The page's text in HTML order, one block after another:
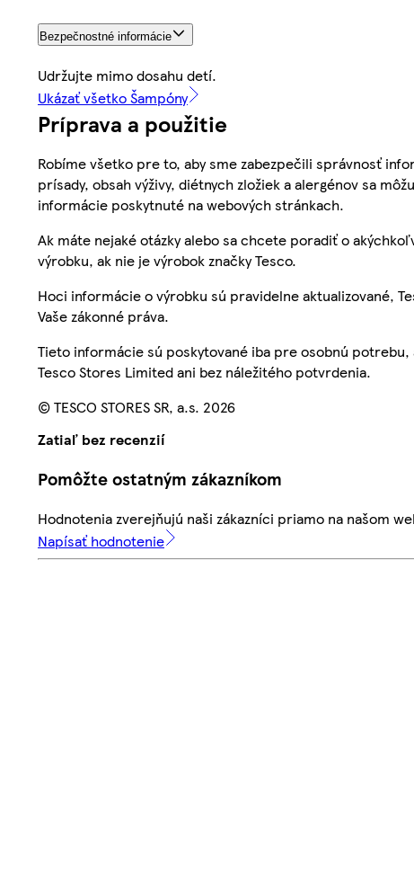
Bezpečnostné informácie
Udržujte mimo dosahu detí.
Ukázať všetko Šampóny
Príprava a použitie
Robíme všetko pre to, aby sme zabezpečili správnosť
prísady, obsah výživy, diétnych zložiek a alergénov sa
informácie poskytnuté na webových stránkach.
Ak máte nejaké otázky alebo sa chcete poradiť o
výrobku, ak nie je výrobok značky Tesco.
Hoci informácie o výrobku sú pravidelne aktualizované,
Vaše zákonné práva.
Tieto informácie sú poskytované iba pre osobnú
Tesco Stores Limited ani bez náležitého potvrdenia.
© TESCO STORES SR, a.s. 2026
Zatiaľ bez recenzií
Pomôžte ostatným zákazníkom
Hodnotenia zverejňujú naši zákazníci priamo na našom
Napísať hodnotenie